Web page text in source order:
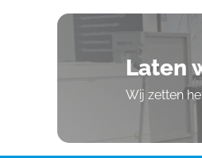
Laten
Wij zetten